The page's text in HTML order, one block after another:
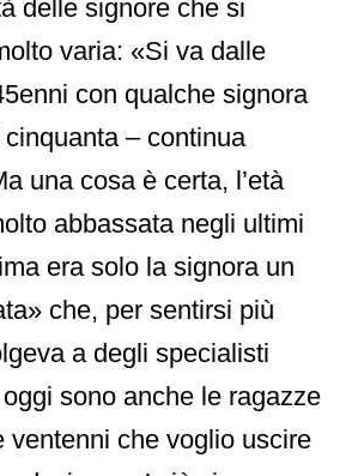
delle signore che si
varia: «Si va dalle
con qualche signora
– continua
una cosa è certa, l’età
abbassata negli ultimi
era solo la signora un
che, per sentirsi più
a degli specialisti
sono anche le ragazze
ventenni che voglio uscire